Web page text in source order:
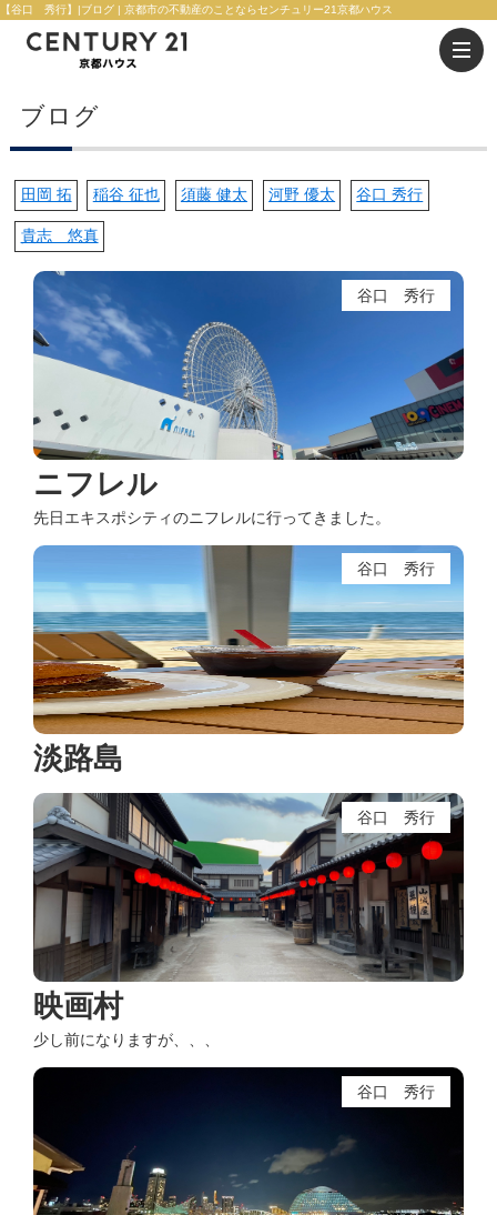
【谷口 秀行】|ブログ | 京都市の不動産のことならセンチュリー21京都ハウス
ブログ
田岡 拓 稲谷 征也 須藤 健太 河野 優太 谷口 秀行
貴志 悠真
谷口 秀行
ニフレル
先日エキスポシティのニフレルに行ってきました。
谷口 秀行
淡路島
谷口 秀行
映画村
少し前になりますが、、、
谷口 秀行